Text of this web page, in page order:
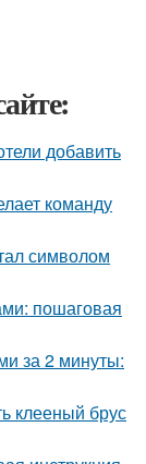
добавить
команду
символом
пошаговая
за 2 минуты:
клееный брус